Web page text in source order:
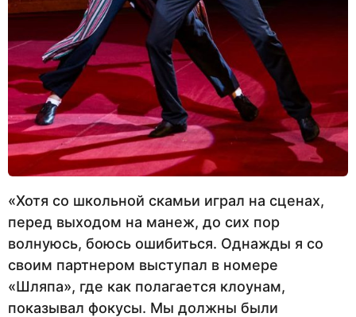
«Хотя со школьной скамьи играл на сценах,
перед выходом на манеж, до сих пор
волнуюсь, боюсь ошибиться. Однажды я со
своим партнером выступал в номере
«Шляпа», где как полагается клоунам,
показывал фокусы. Мы должны были